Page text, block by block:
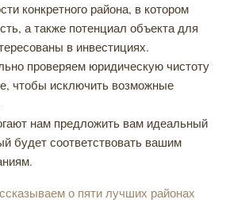
конкретного района, в котором
а также потенциал объекта для
в инвестициях.
проверяем юридическую чистоту
чтобы исключить возможные
нам предложить вам идеальный
будет соответствовать вашим
о пяти лучших районах